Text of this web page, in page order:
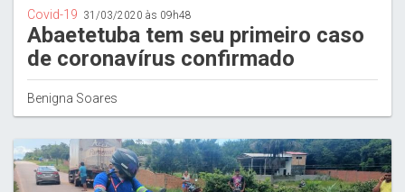
Covid-19 31/03/2020 às 09h48
Abaetetuba tem seu primeiro caso
de coronavírus confirmado
Benigna Soares